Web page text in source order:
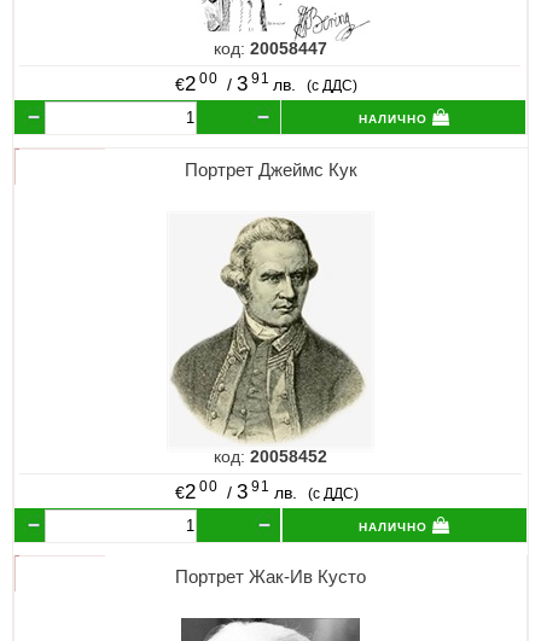
код: 20058447
€2 00 / 3 91 лв. (с ДДС)
налично
Портрет Джеймс Кук
код: 20058452
€2 00 /3 91 лв. (с ДДС)
налично
Портрет Жак-Ив Кусто